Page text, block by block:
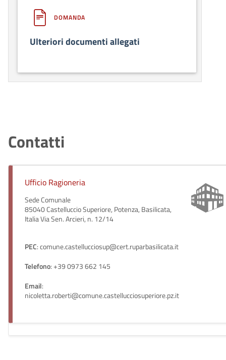
DOMANDA
Ulteriori documenti allegati
Contatti
Ufficio Ragioneria
Sede Comunale
85040 Castelluccio Superiore, Potenza, Basilicata,
Italia Via Sen. Arcieri, n. 12/14
PEC: comune.castellucciosup@cert.ruparbasilicata.it
Telefono: +39 0973 662 145
Email:
nicoletta.roberti@comune.castellucciosuperiore.pz.it